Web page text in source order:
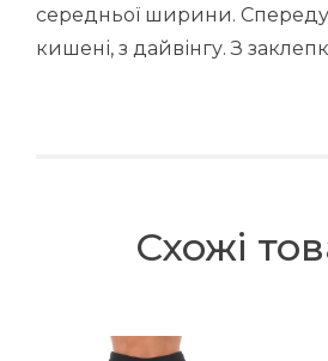
середньої ширини. Спереду
кишені, з дайвінгу. З
Схожі